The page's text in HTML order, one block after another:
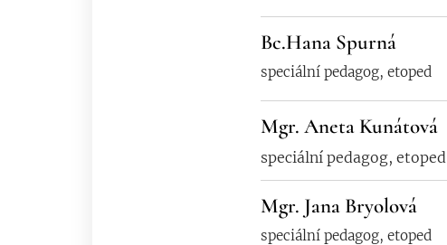
Bc.Hana Spurná
speciální pedagog, etoped
Mgr. Aneta Kunátová
speciální pedagog, etoped
Mgr. Jana Bryolová
speciální pedagog, etoped